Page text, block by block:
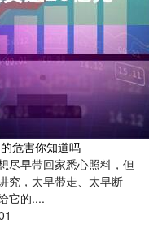
危害你知道吗
尽早带回家悉心照料，但
究，太早带走、太早断
它的....